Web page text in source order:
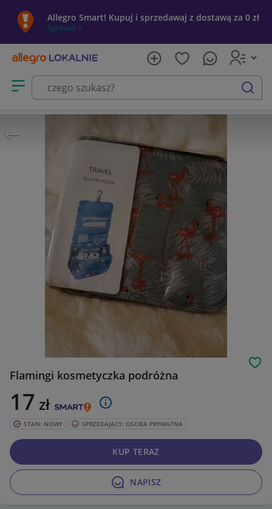
Allegro Smart! Kupuj i sprzedawaj z dostawą za 0 zł
Sprawdź »
Otwórz menu z kategoriami
szukaj
Flamingi kosmetyczka podróżna
17 zł
STAN: NOWY SPRZEDAJĄCY: OSOBA PRYWATNA
NAPISZ
KUP TERAZ